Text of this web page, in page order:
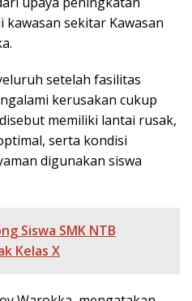
kawasan sekitar Kawasan
.
setelah fasilitas
kerusakan cukup
memiliki lantai rusak,
serta kondisi
digunakan siswa
Siswa SMK NTB
Kelas X